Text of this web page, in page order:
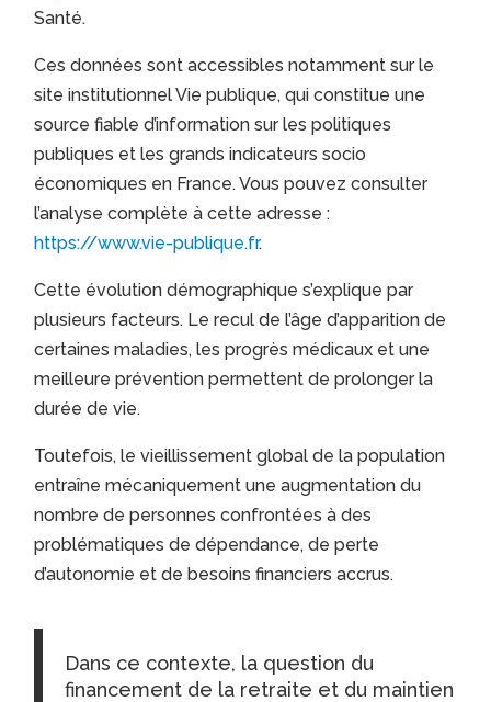
Santé.
Ces données sont accessibles notamment sur le
site institutionnel Vie publique, qui constitue une
source fiable d’information sur les politiques
publiques et les grands indicateurs socio
économiques en France. Vous pouvez consulter
l’analyse complète à cette adresse :
https://www.vie-publique.fr.
Cette évolution démographique s’explique par
plusieurs facteurs. Le recul de l’âge d’apparition de
certaines maladies, les progrès médicaux et une
meilleure prévention permettent de prolonger la
durée de vie.
Toutefois, le vieillissement global de la population
entraîne mécaniquement une augmentation du
nombre de personnes confrontées à des
problématiques de dépendance, de perte
d’autonomie et de besoins financiers accrus.
Dans ce contexte, la question du
financement de la retraite et du maintien